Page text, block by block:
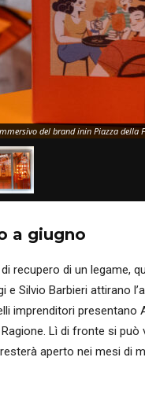
del brand inin Piazza della
a giugno
recupero di un legame,
e Silvio Barbieri attirano
imprenditori presentano
Lì di fronte si può
aperto nei mesi di